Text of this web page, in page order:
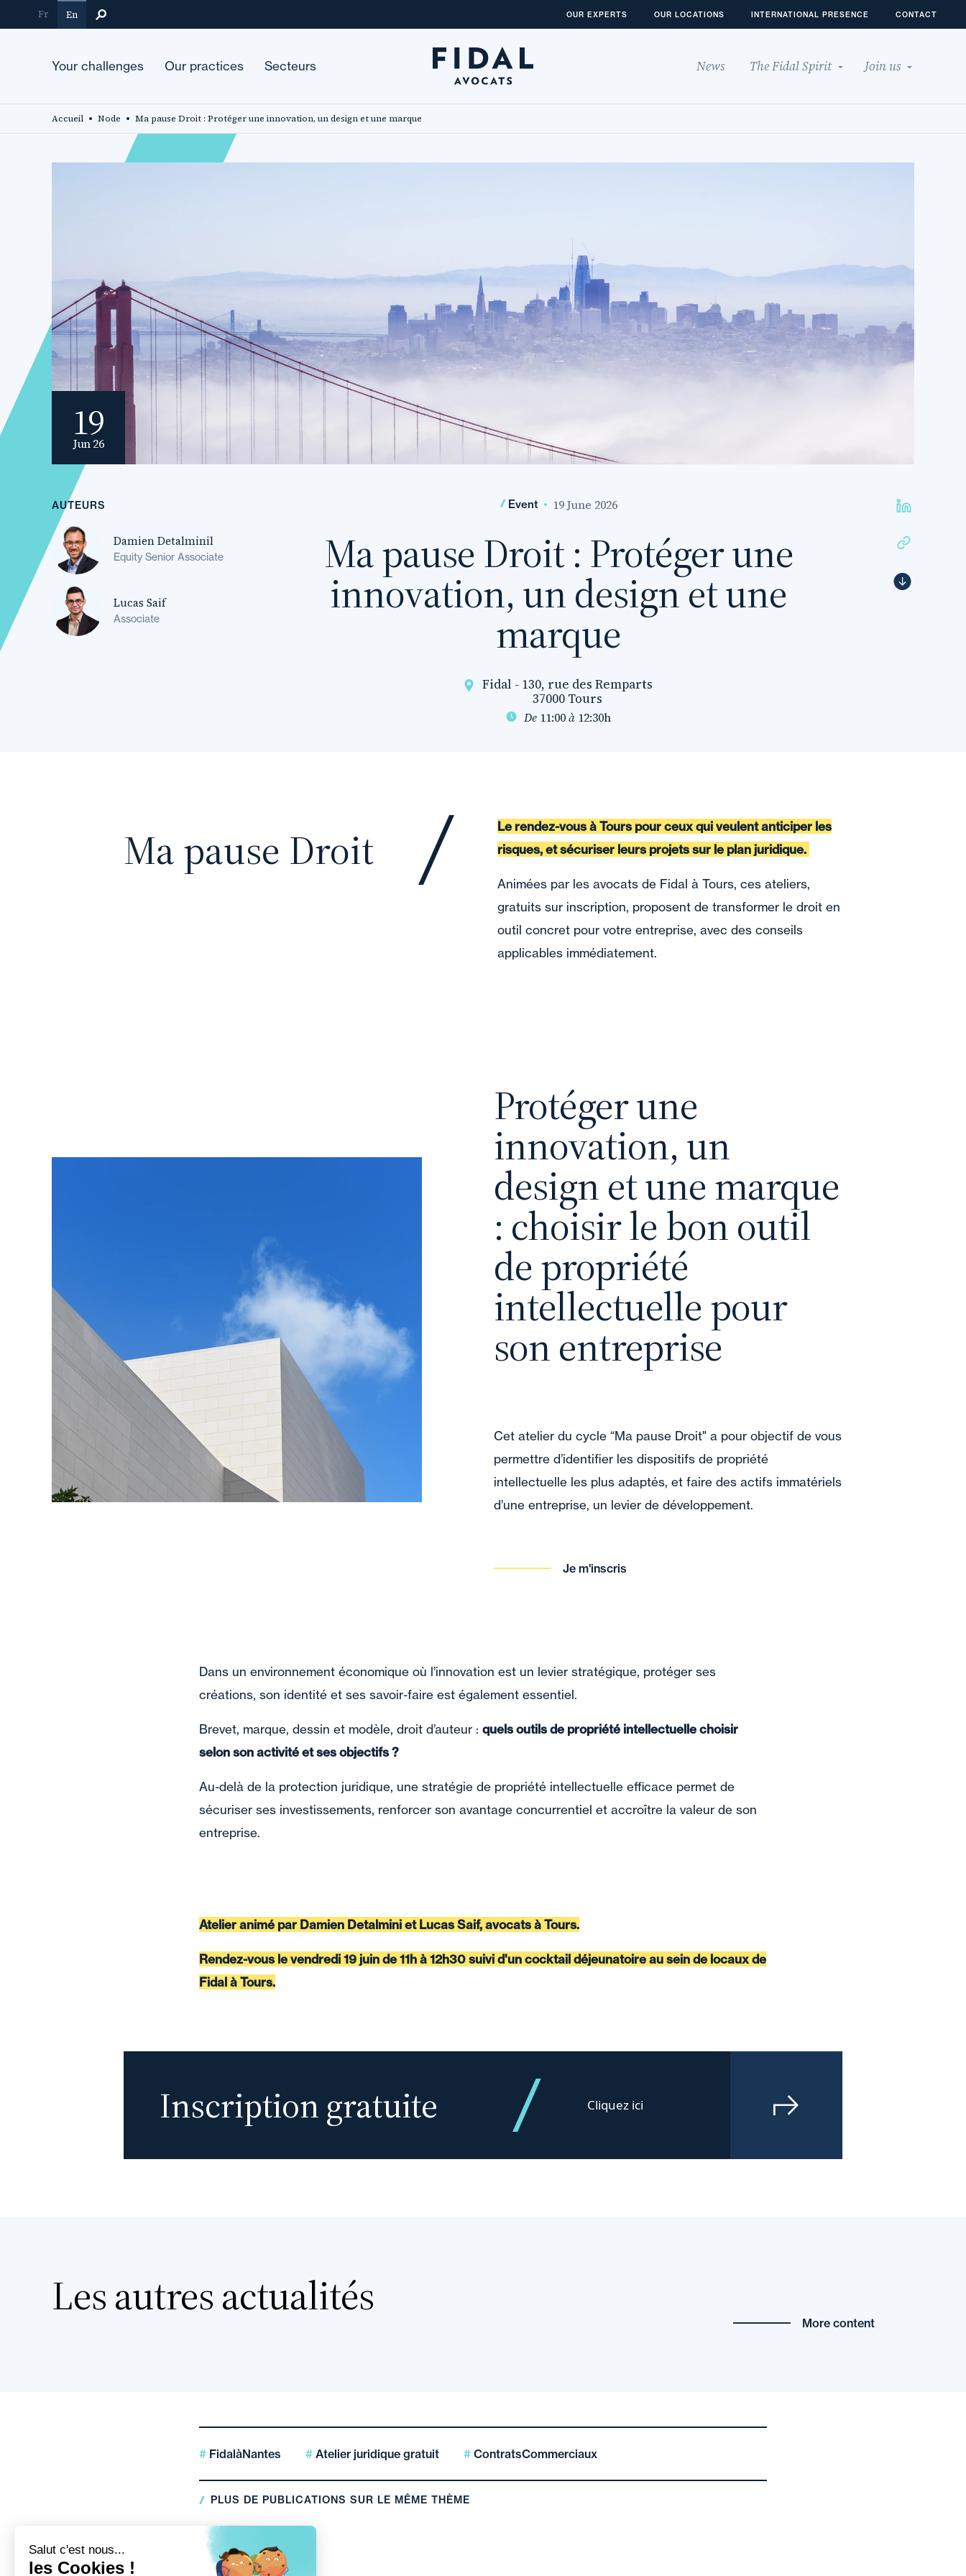
to
Fr En OUR EXPERTS OUR LOCATIONS INTERNATIONAL PRESENCE CONTACT
Your challenges Our practices Secteurs News The Fidal Spirit Join us
Accueil Node Ma pause Droit : Protéger une innovation, un design et une marque
19
Jun 26
AUTEURS
Damien Detalminil
Equity Senior Associate
Lucas Saif
Associate
Event 19 June 2026
Ma pause Droit : Protéger une
innovation, un design et une
marque
Fidal - 130, rue des Remparts
37000 Tours
De 11:00à 12:30h
Ma pause Droit
Le rendez-vous à Tours pour ceux qui veulent anticiper les
risques, et sécuriser leurs projets sur le plan juridique.
Animées par les avocats de Fidal à Tours, ces ateliers,
gratuits sur inscription, proposent de transformer le droit en
outil concret pour votre entreprise, avec des conseils
applicables immédiatement.
Protéger une
innovation, un
design et une marque
: choisir le bon outil
de propriété
intellectuelle pour
son entreprise
Cet atelier du cycle “Ma pause Droit" a pour objectif de vous
permettre d’identifier les dispositifs de propriété
intellectuelle les plus adaptés, et faire des actifs immatériels
d’une entreprise, un levier de développement.
Je m'inscris
Dans un environnement économique où l’innovation est un levier stratégique, protéger ses
créations, son identité et ses savoir-faire est également essentiel.
Brevet, marque, dessin et modèle, droit d’auteur : quels outils de propriété intellectuelle choisir
selon son activité et ses objectifs ?
Au-delà de la protection juridique, une stratégie de propriété intellectuelle efficace permet de
sécuriser ses investissements, renforcer son avantage concurrentiel et accroître la valeur de son
entreprise.
Atelier animé par Damien Detalmini et Lucas Saif, avocats à Tours.
Rendez-vous le vendredi 19 juin de 11h à 12h30 suivi d'un cocktail déjeunatoire au sein de locaux de
Fidal à Tours.
Inscription gratuite Cliquez ici
Les autres actualités More content
FidalàNantes Atelier juridique gratuit ContratsCommerciaux
PLUS DE PUBLICATIONS SUR LE MÊME THÈME